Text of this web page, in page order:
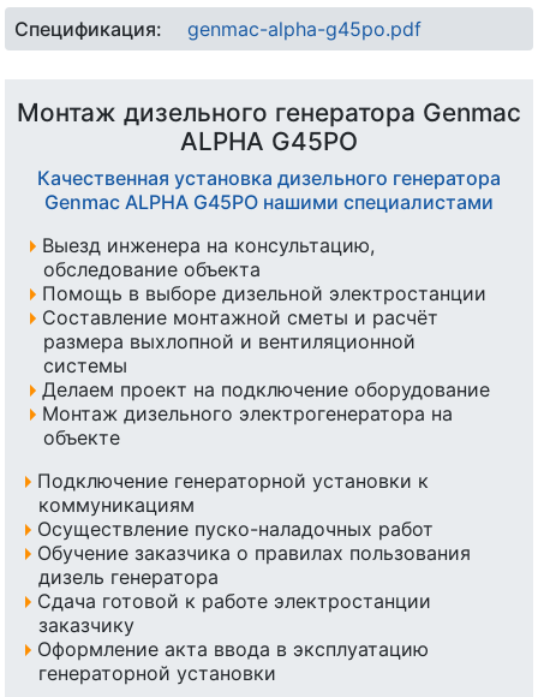
Спецификация: genmac-alpha-g45po.pdf
Монтаж дизельного генератора Genmac
ALPHA G45PO
Качественная установка дизельного генератора
Genmac ALPHA G45PO нашими специалистами
Выезд инженера на консультацию,
обследование объекта
Помощь в выборе дизельной электростанции
Составление монтажной сметы и расчёт
размера выхлопной и вентиляционной
системы
Делаем проект на подключение оборудование
Монтаж дизельного электрогенератора на
объекте
Подключение генераторной установки к
коммуникациям
Осуществление пуско-наладочных работ
Обучение заказчика о правилах пользования
дизель генератора
Сдача готовой к работе электростанции
заказчику
Оформление акта ввода в эксплуатацию
генераторной установки